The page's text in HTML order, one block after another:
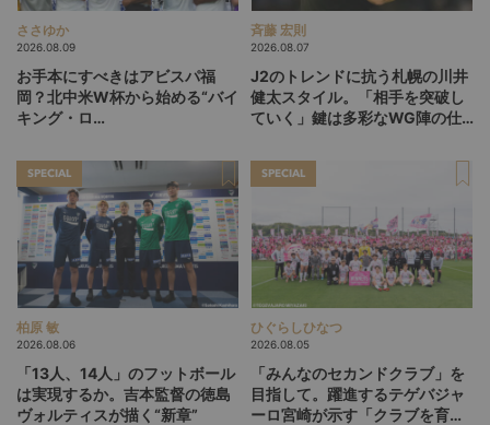
ささゆか
2026.08.09
お手本にすべきはアビスパ福
岡？北中米W杯から始める“バイ
キング・ロ
探す旅
斉藤 宏則
2026.08.07
J2のトレンドに抗う札幌の川井
健太スタイル。「相手を突破し
ていく」鍵は多彩なWG陣の仕
SPECIAL
柏原 敏
2026.08.06
「13人、14人」のフットボール
は実現するか。吉本監督の徳島
ヴォルティスが描く“新章”
SPECIAL
ひぐらしひなつ
2026.08.05
「みんなのセカンドクラブ」を
目指して。躍進するテゲバジャ
ーロ宮崎が示す「クラブを育て